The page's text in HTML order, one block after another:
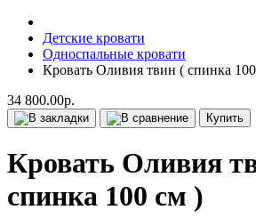
Детские кровати
Односпальные кровати
Кровать Оливия твин ( спинка
34 800.00р.
Купить
Кровать Оливия
спинка 100 см )